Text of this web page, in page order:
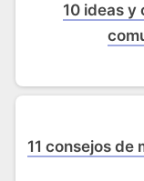
10 ideas y
11 consejos